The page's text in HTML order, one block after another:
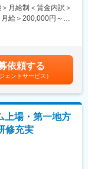
ンを実現することが
や昇進の機会も豊富
持ち、「Innovation
な商品やサービスを
認め合い、個の強み
となります。
します。
せいたします。
ます。
名より指導も行われ
るため安心して業
業界から入社され、
月給制＜賃金内訳＞
給＞200,000円～
す。
依頼する
ェントサービス）
上場・第一地方
修充実